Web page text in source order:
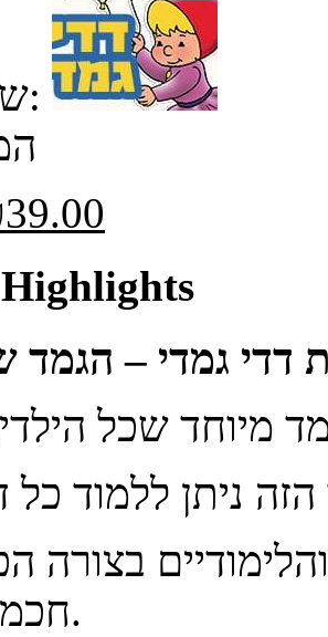
שיך לסדרת:
39.00
דדי גמדי – הגמד
בצורה
חכמה ומתוקה.